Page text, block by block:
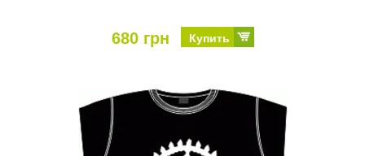
680 грн Купить